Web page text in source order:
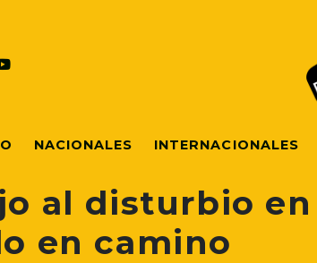
NACIONALES INTERNACIONALES
al disturbio
en camino